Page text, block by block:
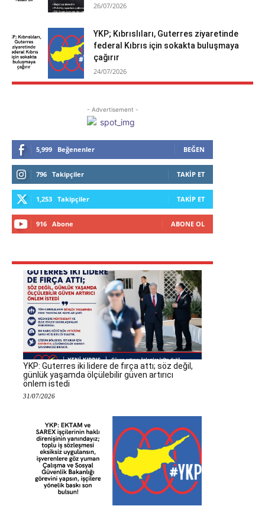
26/07/2026
YKP; Kıbrıslıları, Guterres ziyaretinde
federal Kıbrıs için sokakta buluşmaya
çağırır
24/07/2026
- Advertisement -
5,999 Beğenenler BEĞEN
796 Takipçiler TAKIP ET
1,253 Takipçiler TAKIP ET
916 Abone ABONE OL
YKP: Guterres iki lidere de fırça attı; söz değil,
günlük yaşamda ölçülebilir güven artırıcı
önlem istedi
31/07/2026